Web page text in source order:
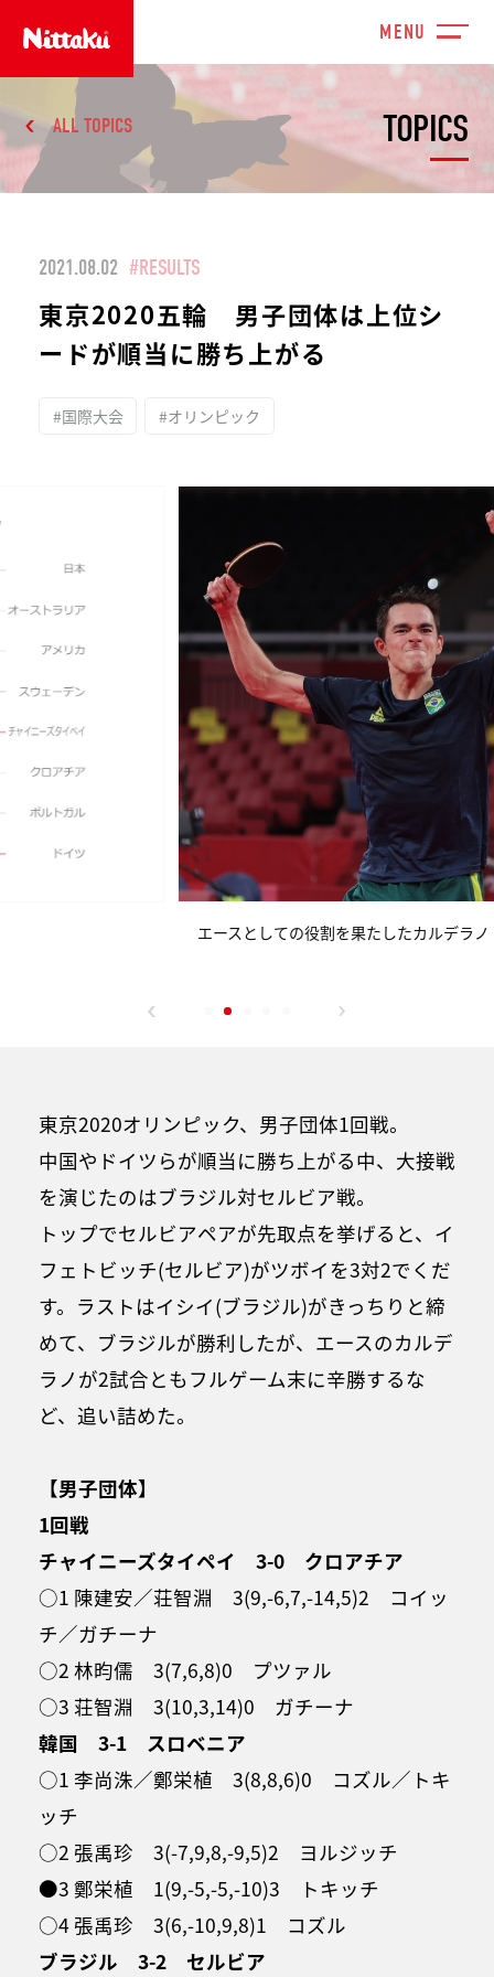
TOPICS
ALL TOPICS
2021.08.02 #RESULTS
東京2020五輪 男子団体は上位シ
ードが順当に勝ち上がる
#国際大会 #オリンピック
エースとしての役割を果たしたカルデラノ
東京2020オリンピック、男子団体1回戦。
中国やドイツらが順当に勝ち上がる中、大接戦
を演じたのはブラジル対セルビア戦。
トップでセルビアペアが先取点を挙げると、イ
フェトビッチ(セルビア)がツボイを3対2でくだ
す。ラストはイシイ(ブラジル)がきっちりと締
めて、ブラジルが勝利したが、エースのカルデ
ラノが2試合ともフルゲーム末に辛勝するな
ど、追い詰めた。
【男子団体】
1回戦
チャイニーズタイペイ 3-0 クロアチア
○1 陳建安／荘智淵 3(9,-6,7,-14,5)2 コイッ
チ／ガチーナ
○2 林昀儒 3(7,6,8)0 プツァル
○3 荘智淵 3(10,3,14)0 ガチーナ
韓国 3-1 スロベニア
○1 李尚洙／鄭栄植 3(8,8,6)0 コズル／トキ
ッチ
○2 張禹珍 3(-7,9,8,-9,5)2 ヨルジッチ
●3 鄭栄植 1(9,-5,-5,-10)3 トキッチ
○4 張禹珍 3(6,-10,9,8)1 コズル
ブラジル 3-2 セルビア